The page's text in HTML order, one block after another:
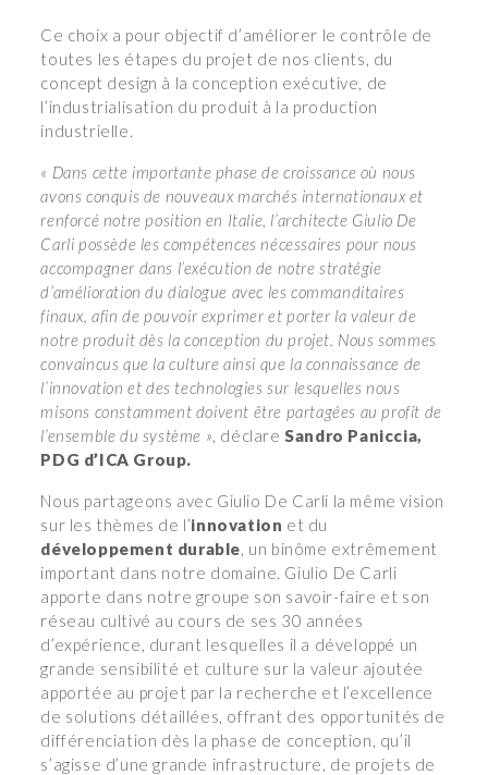
Ce choix a pour objectif d’améliorer le contrôle de
toutes les étapes du projet de nos clients, du
concept design à la conception exécutive, de
l’industrialisation du produit à la production
industrielle.
« Dans cette importante phase de croissance où nous
avons conquis de nouveaux marchés internationaux et
renforcé notre position en Italie, l’architecte Giulio De
Carli possède les compétences nécessaires pour nous
accompagner dans l’exécution de notre stratégie
d’amélioration du dialogue avec les commanditaires
finaux, afin de pouvoir exprimer et porter la valeur de
notre produit dès la conception du projet. Nous sommes
convaincus que la culture ainsi que la connaissance de
l’innovation et des technologies sur lesquelles nous
misons constamment doivent être partagées au profit de
l’ensemble du système », déclareSandro Paniccia,
PDG d’ICA Group.
Nous partageons avec Giulio De Carli la même vision
sur les thèmes de l’innovation et du
développement durable, un binôme extrêmement
important dans notre domaine. Giulio De Carli
apporte dans notre groupe son savoir-faire et son
réseau cultivé au cours de ses 30 années
d’expérience, durant lesquelles il a développé un
grande sensibilité et culture sur la valeur ajoutée
apportée au projet par la recherche et l’excellence
de solutions détaillées, offrant des opportunités de
différenciation dès la phase de conception, qu’il
s’agisse d’une grande infrastructure, de projets de